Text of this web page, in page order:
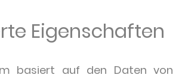
Eigenschaften
basiert auf den Daten von